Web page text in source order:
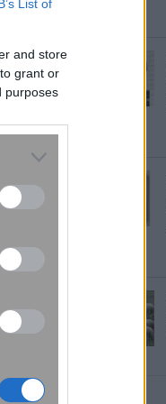
List of
and store
grant or
purposes